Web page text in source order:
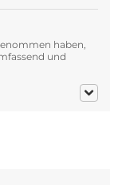
haben,
und